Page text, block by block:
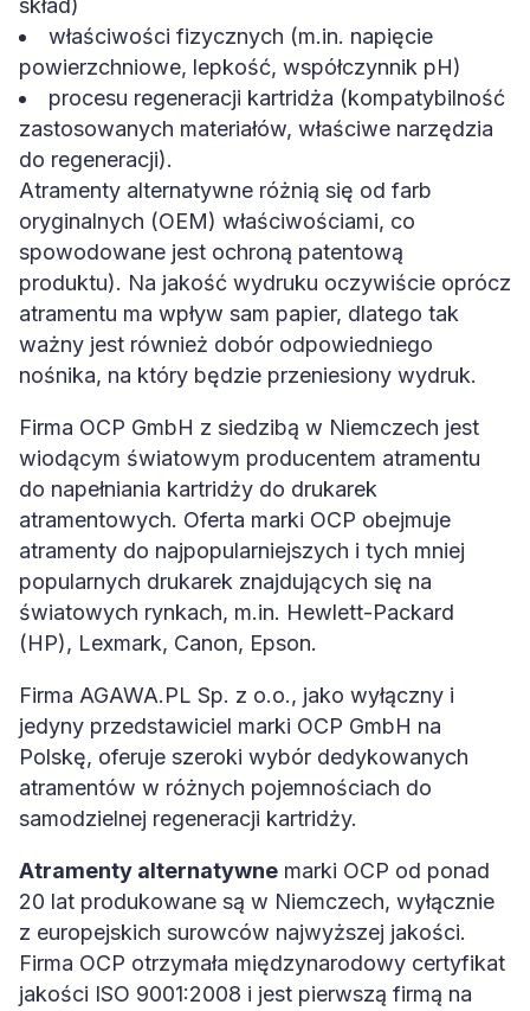
skład)
właściwości fizycznych (m.in. napięcie
powierzchniowe, lepkość, współczynnik pH)
procesu regeneracji kartridża (kompatybilność
zastosowanych materiałów, właściwe narzędzia
do regeneracji).
Atramenty alternatywne różnią się od farb
oryginalnych (OEM) właściwościami, co
spowodowane jest ochroną patentową
produktu). Na jakość wydruku oczywiście oprócz
atramentu ma wpływ sam papier, dlatego tak
ważny jest również dobór odpowiedniego
nośnika, na który będzie przeniesiony wydruk.
Firma OCP GmbH z siedzibą w Niemczech jest
wiodącym światowym producentem atramentu
do napełniania kartridży do drukarek
atramentowych. Oferta marki OCP obejmuje
atramenty do najpopularniejszych i tych mniej
popularnych drukarek znajdujących się na
światowych rynkach, m.in. Hewlett-Packard
(HP), Lexmark, Canon, Epson.
Firma AGAWA.PL Sp. z o.o., jako wyłączny i
jedyny przedstawiciel marki OCP GmbH na
Polskę, oferuje szeroki wybór dedykowanych
atramentów w różnych pojemnościach do
samodzielnej regeneracji kartridży.
Atramenty alternatywne marki OCP od ponad
20 lat produkowane są w Niemczech, wyłącznie
z europejskich surowców najwyższej jakości.
Firma OCP otrzymała międzynarodowy certyfikat
jakości ISO 9001:2008 i jest pierwszą firmą na